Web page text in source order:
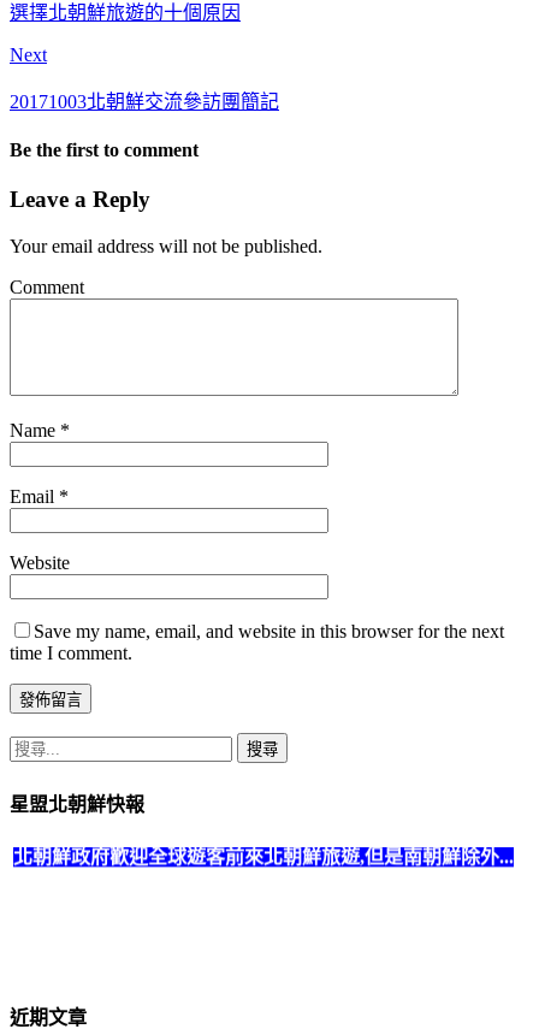
享
選擇北朝鮮旅遊的十個原因
Next
20171003北朝鮮交流參訪團簡記
Be the first to comment
Leave a Reply
Your email address will not be published.
Comment
Name *
Email *
Website
Save my name, email, and website in this browser for the next
time I comment.
搜
關
字:
星盟北朝鮮快報
北朝鮮政府歡迎全球遊客前來北朝鮮旅遊,但是南朝鮮除外...
搭乘飛機。
近期文章